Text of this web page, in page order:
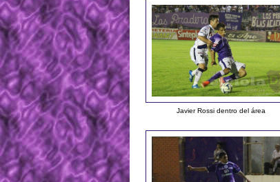
Javier Rossi dentro del área